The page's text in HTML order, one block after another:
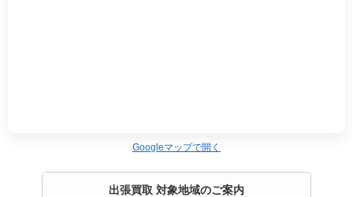
Googleマップで開く
出張買取 対象地域のご案内